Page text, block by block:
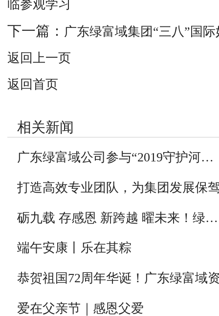
临参观学习
下一篇： 广东绿富域集团“三八”国
返回上一页
返回首页
相关新闻
广东绿富域公司参与“2019守护河…
打造高效专业团队，为集团发展保
砺九载 存感恩 新跨越 曜未来！绿…
端午安康丨乐在其粽
恭贺祖国72周年华诞！广东绿富域
爱在父亲节｜感恩父爱